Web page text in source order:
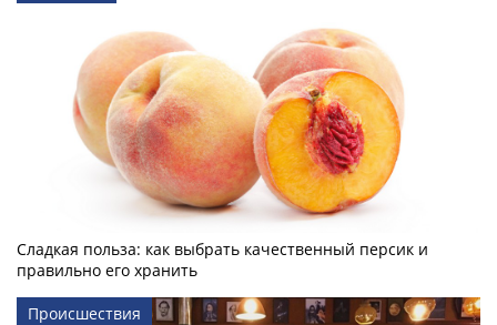
Сладкая польза: как выбрать качественный персик и
правильно его хранить
Происшествия